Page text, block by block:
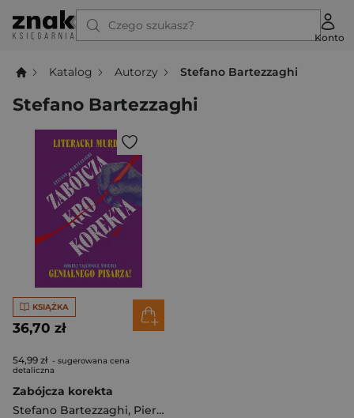
Czego szukasz?
Konto
Katalog Autorzy Stefano Bartezzaghi
Stefano Bartezzaghi
KSIĄŻKA
36,70 zł
54,99 zł - sugerowana cena
detaliczna
Zabójcza korekta
Stefano Bartezzaghi, Pier Mauro Tamburini